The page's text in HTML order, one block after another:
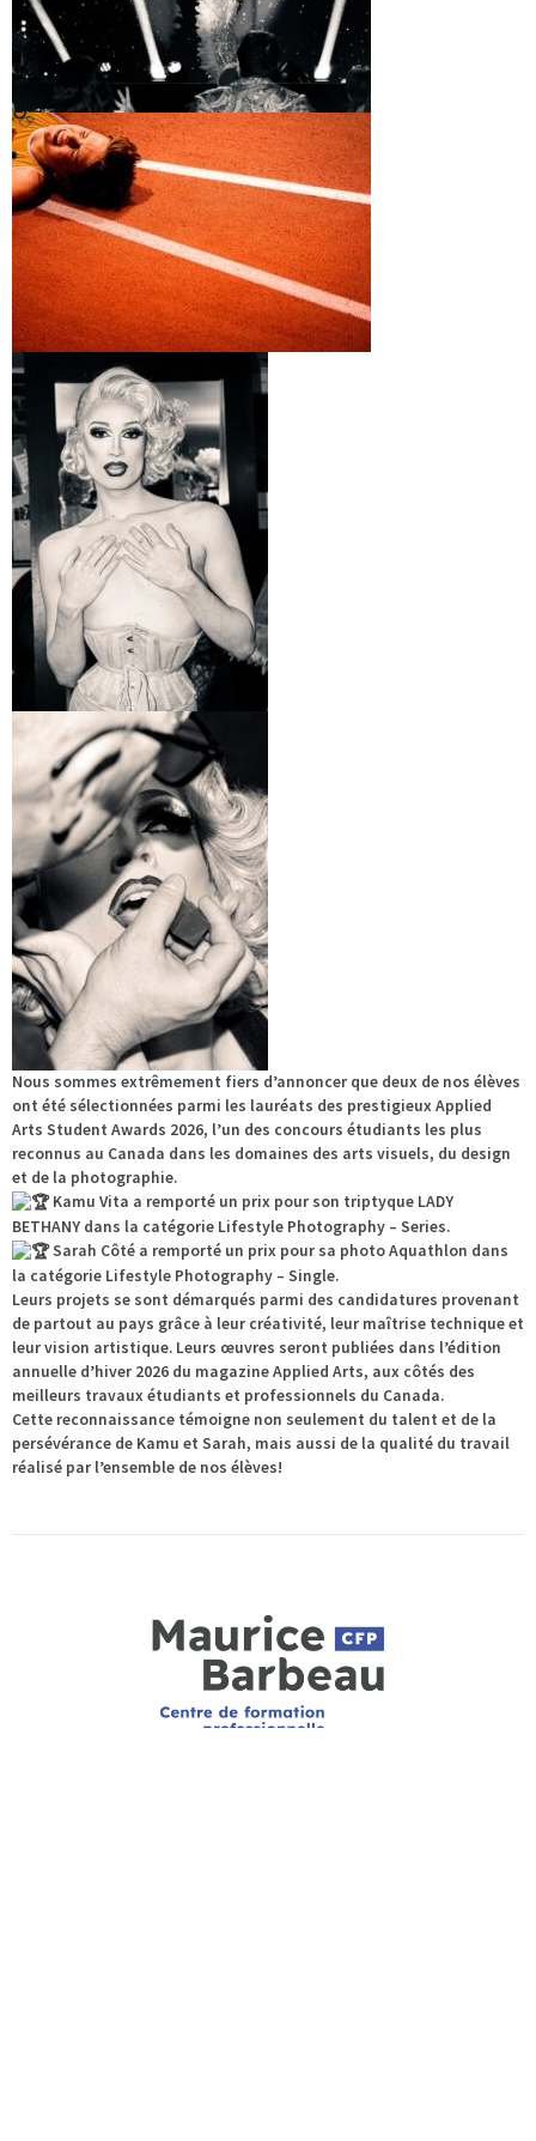
Nous sommes extrêmement fiers d’annoncer que deux de nos élèves
ont été sélectionnées parmi les lauréats des prestigieux Applied
Arts Student Awards 2026, l’un des concours étudiants les plus
reconnus au Canada dans les domaines des arts visuels, du design
et de la photographie.
Kamu Vita a remporté un prix pour son triptyque LADY
BETHANY dans la catégorie Lifestyle Photography – Series.
Sarah Côté a remporté un prix pour sa photo Aquathlon dans
la catégorie Lifestyle Photography – Single.
Leurs projets se sont démarqués parmi des candidatures provenant
de partout au pays grâce à leur créativité, leur maîtrise technique et
leur vision artistique. Leurs œuvres seront publiées dans l’édition
annuelle d’hiver 2026 du magazine Applied Arts, aux côtés des
meilleurs travaux étudiants et professionnels du Canada.
Cette reconnaissance témoigne non seulement du talent et de la
persévérance de Kamu et Sarah, mais aussi de la qualité du travail
réalisé par l’ensemble de nos élèves!